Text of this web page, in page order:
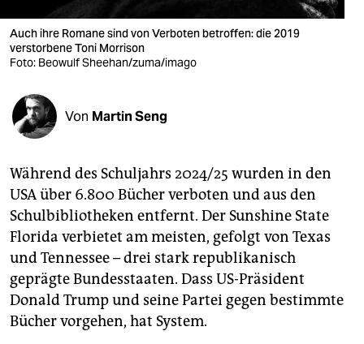
fragen & hilfe
unterstützen
abo
genossenschaft
epaper login
Auch ihre Romane sind von Verboten betroffen: die 2019
verstorbene Toni Morrison
Foto: Beowulf Sheehan/zuma/imago
Von Martin Seng
Während des Schuljahrs 2024/25 wurden in den
USA über 6.800 Bücher verboten und aus den
Schulbibliotheken entfernt. Der Sunshine State
Florida verbietet am meisten, gefolgt von Texas
und Tennessee – drei stark republikanisch
geprägte Bundesstaaten. Dass US-Präsident
Donald Trump und seine Partei gegen bestimmte
Bücher vorgehen, hat System.